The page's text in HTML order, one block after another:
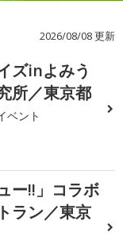
2026/08/08 更新
ズinよみう
所／東京都
ベント
ー!!」コラボ
ラン／東京